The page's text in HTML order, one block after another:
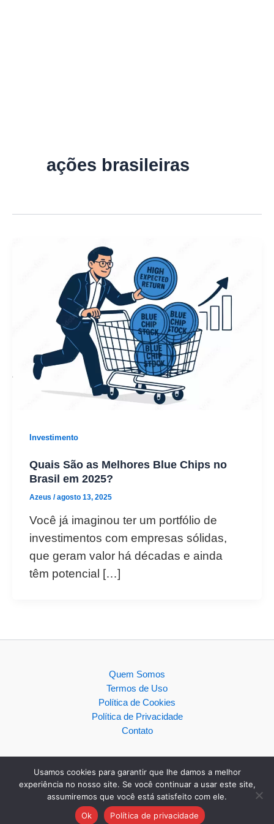
ações brasileiras
Investimento
Quais São as Melhores Blue Chips no
Brasil em 2025?
Azeus /agosto 13, 2025
Você já imaginou ter um portfólio de
investimentos com empresas sólidas,
que geram valor há décadas e ainda
têm potencial […]
Quem Somos
Termos de Uso
Política de Cookies
Política de Privacidade
Contato
Copyright © 2026
Usamos cookies para garantir que lhe damos a melhor
experiência no nosso site. Se você continuar a usar este site,
assumiremos que você está satisfeito com ele.
Ok
Política de privacidade